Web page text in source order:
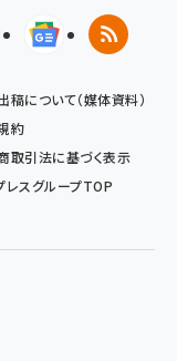
)
BlueskyGoogleニュ
RSS
稿について（媒体資料）
約
取引法に基づく表示
レスグループTOP